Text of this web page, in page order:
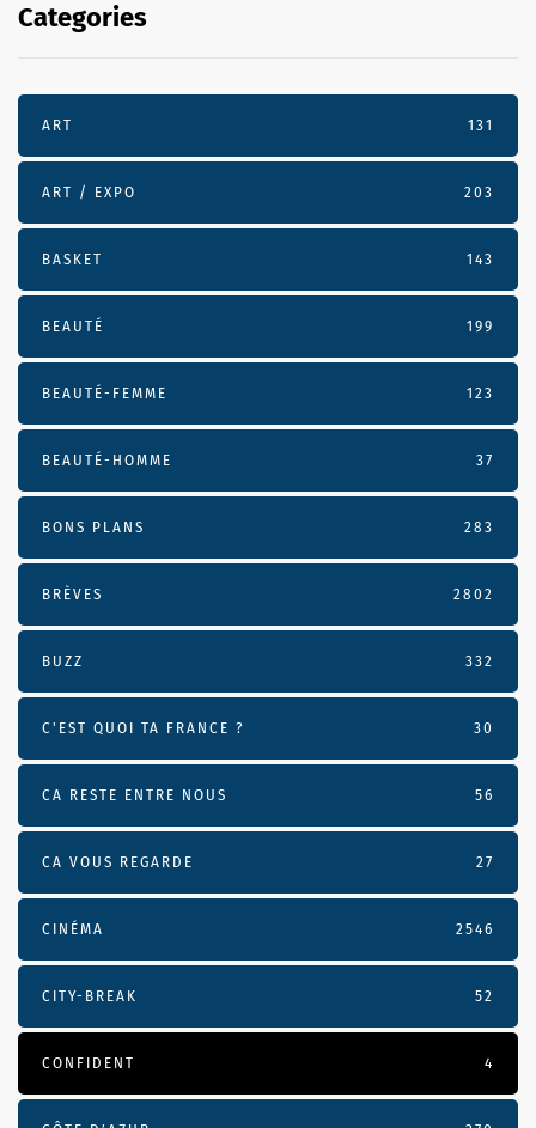
Categories
ART 131
ART / EXPO 203
BASKET 143
BEAUTÉ 199
BEAUTÉ-FEMME 123
BEAUTÉ-HOMME 37
BONS PLANS 283
BRÈVES 2802
BUZZ 332
C'EST QUOI TA FRANCE ? 30
CA RESTE ENTRE NOUS 56
CA VOUS REGARDE 27
CINÉMA 2546
CITY-BREAK 52
CONFIDENT 4